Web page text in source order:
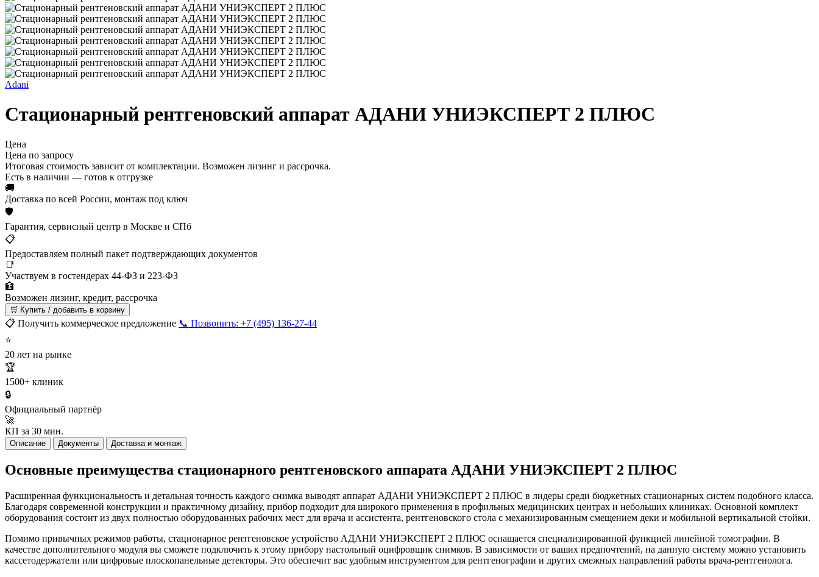
Adani
Стационарный рентгеновский аппарат АДАНИ УНИЭКСПЕРТ 2 ПЛЮС
Цена
Цена по запросу
Итоговая стоимость зависит от комплектации. Возможен лизинг и рассрочка.
Есть в наличии — готов к отгрузке
🚚
Доставка по всей России, монтаж под ключ
🛡
Гарантия, сервисный центр в Москве и СПб
📋
Предоставляем полный пакет подтверждающих документов
📑
Участвуем в гостендерах 44-ФЗ и 223-ФЗ
🏦
Возможен лизинг, кредит, рассрочка
🛒 Купить / добавить в корзину
📋 Получить коммерческое предложение 📞 Позвонить: +7 (495) 136-27-44
⭐
20 лет на рынке
🏆
1500+ клиник
🔒
Официальный партнёр
🚀
КП за 30 мин.
Описание Документы Доставка и монтаж
Основные преимущества стационарного рентгеновского аппарата АДАНИ УНИЭКСПЕРТ 2 ПЛЮС
Расширенная функциональность и детальная точность каждого снимка выводят аппарат АДАНИ УНИЭКСПЕРТ 2 ПЛЮС в лидеры среди бюджетных стационарных систем подобного класса.
Благодаря современной конструкции и практичному дизайну, прибор подходит для широкого применения в профильных медицинских центрах и небольших клиниках. Основной комплект
оборудования состоит из двух полностью оборудованных рабочих мест для врача и ассистента, рентгеновского стола с механизированным смещением деки и мобильной вертикальной стойки.
Помимо привычных режимов работы, стационарное рентгеновское устройство АДАНИ УНИЭКСПЕРТ 2 ПЛЮС оснащается специализированной функцией линейной томографии. В
качестве дополнительного модуля вы сможете подключить к этому прибору настольный оцифровщик снимков. В зависимости от ваших предпочтений, на данную систему можно установить
кассетодержатели или цифровые плоскопанельные детекторы. Это обеспечит вас удобным инструментом для рентгенографии и других смежных направлений работы врача-рентгенолога.